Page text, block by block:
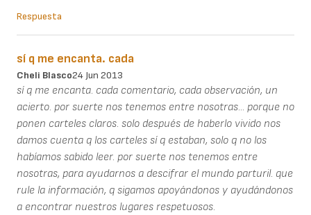
Respuesta
sí q me encanta. cada
Cheli Blasco24 Jun 2013
sí q me encanta. cada comentario, cada observación, un
acierto. por suerte nos tenemos entre nosotras... porque no
ponen carteles claros. solo después de haberlo vivido nos
damos cuenta q los carteles sí q estaban, solo q no los
habíamos sabido leer. por suerte nos tenemos entre
nosotras, para ayudarnos a descifrar el mundo parturil. que
rule la información, q sigamos apoyándonos y ayudándonos
a encontrar nuestros lugares respetuosos.